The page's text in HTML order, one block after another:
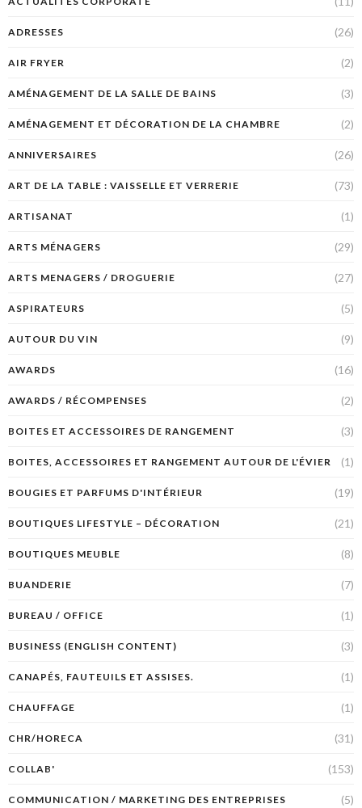
ADRESSES (26)
AIR FRYER (2)
AMÉNAGEMENT DE LA SALLE DE BAINS (3)
AMÉNAGEMENT ET DÉCORATION DE LA CHAMBRE (2)
ANNIVERSAIRES (26)
ART DE LA TABLE : VAISSELLE ET VERRERIE (73)
ARTISANAT (1)
ARTS MÉNAGERS (29)
ARTS MENAGERS / DROGUERIE (27)
ASPIRATEURS (5)
AUTOUR DU VIN (9)
AWARDS (16)
AWARDS / RÉCOMPENSES (2)
BOITES ET ACCESSOIRES DE RANGEMENT (3)
BOITES, ACCESSOIRES ET RANGEMENT AUTOUR DE L'ÉVIER (1)
BOUGIES ET PARFUMS D'INTÉRIEUR (19)
BOUTIQUES LIFESTYLE – DÉCORATION (21)
BOUTIQUES MEUBLE (8)
BUANDERIE (7)
BUREAU / OFFICE (1)
BUSINESS (ENGLISH CONTENT) (3)
CANAPÉS, FAUTEUILS ET ASSISES. (1)
CHAUFFAGE (1)
CHR/HORECA (31)
COLLAB' (153)
COMMUNICATION / MARKETING DES ENTREPRISES (5)